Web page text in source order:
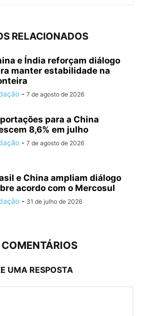
RELACIONADOS
e Índia reforçam diálogo
manter estabilidade na
- 7 de agosto de 2026
para a China
8,6% em julho
- 7 de agosto de 2026
e China ampliam diálogo
acordo com o Mercosul
- 31 de julho de 2026
UMA RESPOSTA